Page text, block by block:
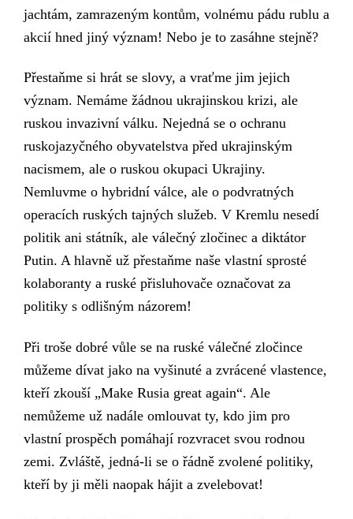
jachtám, zamrazeným kontům, volnému pádu rublu a
akcií hned jiný význam! Nebo je to zasáhne stejně?
Přestaňme si hrát se slovy, a vraťme jim jejich
význam. Nemáme žádnou ukrajinskou krizi, ale
ruskou invazivní válku. Nejedná se o ochranu
ruskojazyčného obyvatelstva před ukrajinským
nacismem, ale o ruskou okupaci Ukrajiny.
Nemluvme o hybridní válce, ale o podvratných
operacích ruských tajných služeb. V Kremlu nesedí
politik ani státník, ale válečný zločinec a diktátor
Putin. A hlavně už přestaňme naše vlastní sprosté
kolaboranty a ruské přisluhovače označovat za
politiky s odlišným názorem!
Při troše dobré vůle se na ruské válečné zločince
můžeme dívat jako na vyšinuté a zvrácené vlastence,
kteří zkouší „Make Rusia great again“. Ale
nemůžeme už nadále omlouvat ty, kdo jim pro
vlastní prospěch pomáhají rozvracet svou rodnou
zemi. Zvláště, jedná-li se o řádně zvolené politiky,
kteří by ji měli naopak hájit a zvelebovat!